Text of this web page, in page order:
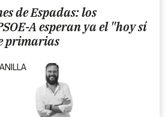
de Espadas: los
A esperan ya el "hoy sí
primarias